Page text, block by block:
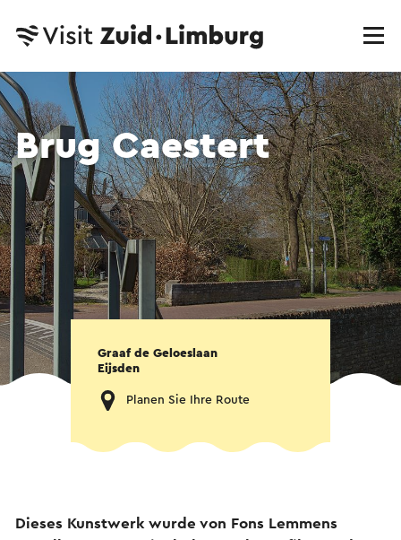
Brug Caestert
Graaf de Geloeslaan
Eijsden
Planen Sie Ihre Route
Dieses Kunstwerk wurde von Fons Lemmens